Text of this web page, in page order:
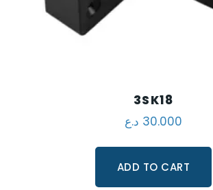
3SK18
30.000 د.ع
ADD TO CART